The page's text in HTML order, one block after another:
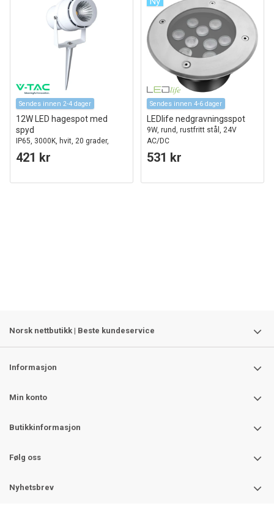
Sendes innen 2-4 dager
12W LED hagespot med
spyd
IP65, 3000K, hvit, 20 grader,
aluminium
421 kr
Sendes innen 4-6 dager
LEDlife nedgravningsspot
9W, rund, rustfritt stål, 24V
AC/DC
531 kr
Norsk nettbutikk | Beste kundeservice
Informasjon
Min konto
Butikkinformasjon
Følg oss
Nyhetsbrev